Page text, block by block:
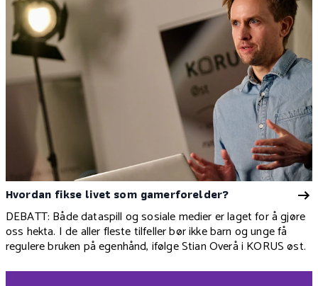
Hvordan fikse livet som gamerforelder?
DEBATT: Både dataspill og sosiale medier er laget for å gjøre
oss hekta. I de aller fleste tilfeller bør ikke barn og unge få
regulere bruken på egenhånd, ifølge Stian Overå i KORUS øst.